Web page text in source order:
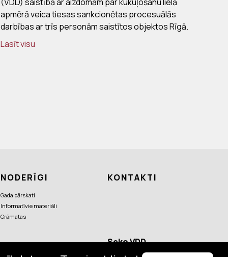
(VDD) saistībā ar aizdomām par kukuļošanu lielā
apmērā veica tiesas sankcionētas procesuālās
darbības ar trīs personām saistītos objektos Rīgā.
Lasīt visu
NODERĪGI
Gada pārskati
Informatīvie materiāli
Grāmatas
KONTAKTI
Seko VDD
aktualitātēm